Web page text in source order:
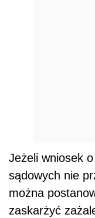
Jeżeli wniosek
sądowych nie
można
zaskarżyć